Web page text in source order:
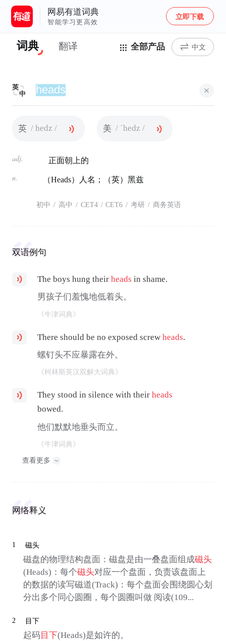
网易有道词典
智能学习更高效
立即下载
词典 翻译 全部产品 中文
英
中
英 / hedz / 美 / ˈhedz /
adj. 正面朝上的
n. （Heads）人名；（英）黑兹
初中 / 高中 / CET4 / CET6 / 考研 / 商务英语
双语例句
The boys hung theirheads in shame.
男孩子们羞愧地低着头。
《牛津词典》
There should be no exposed screwheads.
螺钉头不应暴露在外。
《柯林斯英汉双解大词典》
They stood in silence with theirheads
bowed.
他们默默地垂头而立。
《牛津词典》
查看更多
网络释义
1 磁头
磁盘的物理结构盘面：磁盘是由一叠盘面组成磁头
(Heads)：每个磁头对应一个盘面，负责该盘面上
的数据的读写磁道(Track)：每个盘面会围绕圆心划
分出多个同心圆圈，每个圆圈叫做 阅读(109...
2 目下
起码 目下(Heads)是如许的。